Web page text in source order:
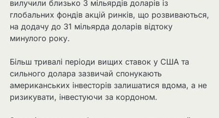
вилучили близько 3 мільярдів доларів із
глобальних фондів акцій ринків, що розвиваються,
на додачу до 31 мільярда доларів відтоку
минулого року.
Більш тривалі періоди вищих ставок у США та
сильного долара зазвичай спонукають
американських інвесторів залишатися вдома, а не
ризикувати, інвестуючи за кордоном.